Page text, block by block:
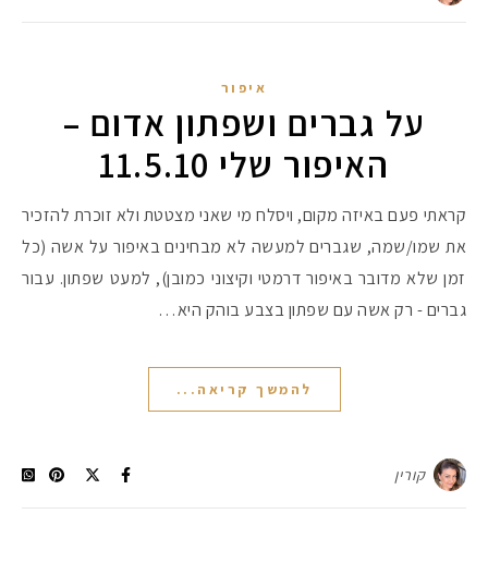
איפור
על גברים ושפתון אדום –
האיפור שלי 11.5.10
קראתי פעם באיזה מקום, ויסלח מי שאני מצטטת ולא זוכרת להזכיר
את שמו/שמה, שגברים למעשה לא מבחינים באיפור על אשה (כל
זמן שלא מדובר באיפור דרמטי וקיצוני כמובן), למעט שפתון. עבור
גברים - רק אשה עם שפתון בצבע בוהק היא…
להמשך קריאה...
קורין